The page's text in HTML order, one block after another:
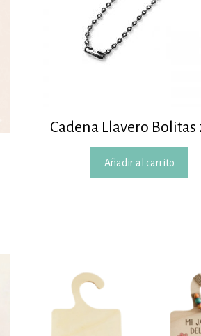
Cadena Llavero
Añadir al carrito